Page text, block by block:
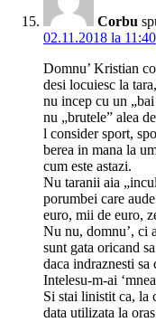
Corbu
02.11.2018 la 11:40
Domnu’ Kristian
desi locuiesc la
nu incep cu un
nu „brutele” alea
l consider sport,
berea in mana la
cum este astazi.
Nu taranii aia
porumbei care
euro, mii de euro,
Nu nu, domnu’, ci
sunt gata oricand
daca indraznesti sa
Intelesu-m-ai
Si stai linistit ca, la
data utilizata la